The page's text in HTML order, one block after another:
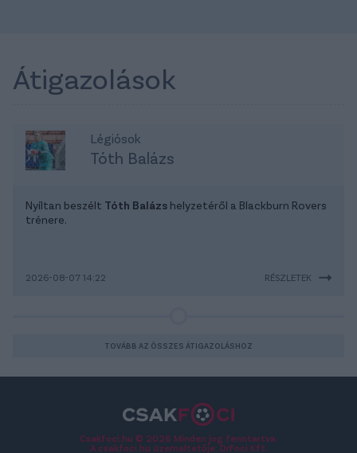
Átigazolások
Légiósok
Tóth Balázs
Nyíltan beszélt Tóth Balázs helyzetéről a Blackburn Rovers
trénere.
2026-08-07 14:22 RÉSZLETEK
TOVÁBB AZ ÖSSZES ÁTIGAZOLÁSHOZ
Csakfoci.hu © 2026 Minden jog fenntartva.
A csakfoci.hu üzemeltetője: DrFoci Kft.